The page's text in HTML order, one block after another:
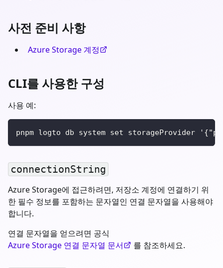
사전 준비 사항
Azure Storage 계정
CLI를 사용한 구성
사용 예:
pnpm logto db system set storageProvider
connectionString
Azure Storage에 접근하려면, 저장소 계정에 연결하기 위
한 필수 정보를 포함하는 문자열인 연결 문자열을 사용해야
합니다.
연결 문자열을 얻으려면 공식
Azure Storage 연결 문자열 문서
를 참조하세요.